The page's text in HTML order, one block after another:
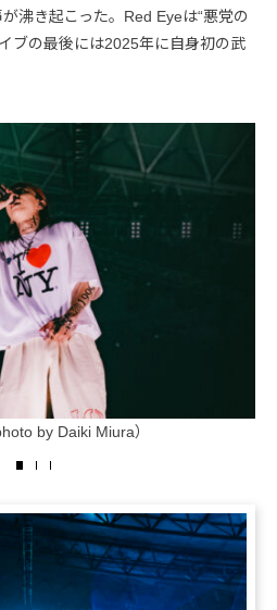
沸き起こった。Red Eyeは“悪党の
ブの最後には2025年に自身初の武
by Daiki Miura）